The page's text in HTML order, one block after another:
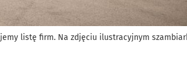
listę firm. Na zdjęciu ilustracyjnym